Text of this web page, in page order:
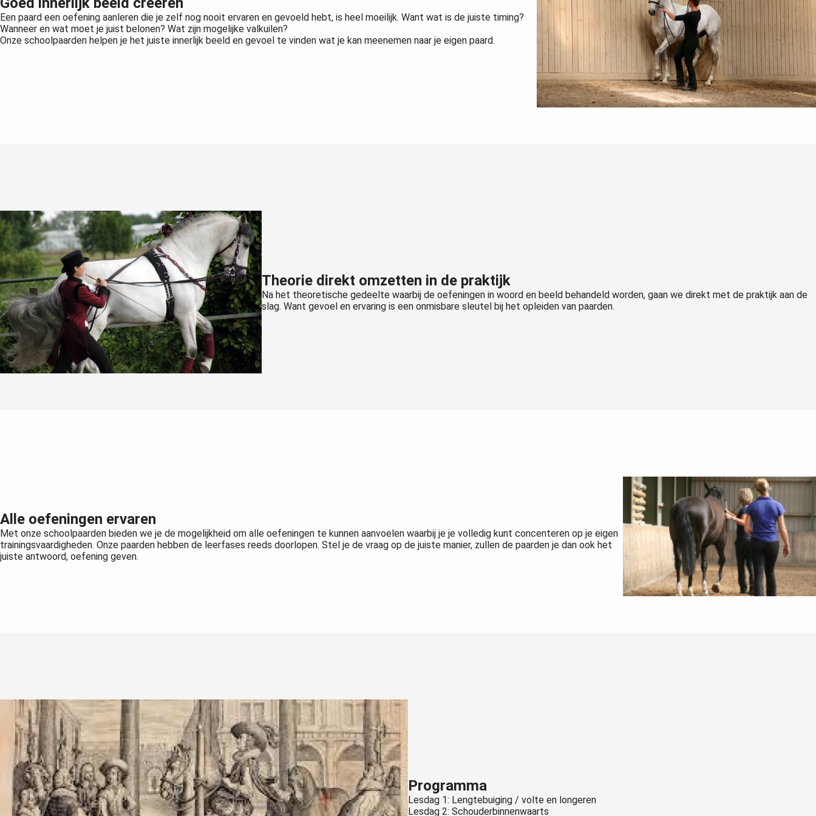
Een paard een oefening aanleren die je zelf nog nooit ervaren en gevoeld hebt, is heel moeilijk. Want wat is de juiste timing?
Wanneer en wat moet je juist belonen? Wat zijn mogelijke valkuilen?
Onze schoolpaarden helpen je het juiste innerlijk beeld en gevoel te vinden wat je kan meenemen naar je eigen paard.
Theorie direkt omzetten in de praktijk
Na het theoretische gedeelte waarbij de oefeningen in woord en beeld behandeld worden, gaan we direkt met de praktijk aan de
slag. Want gevoel en ervaring is een onmisbare sleutel bij het opleiden van paarden.
Alle oefeningen ervaren
Met onze schoolpaarden bieden we je de mogelijkheid om alle oefeningen te kunnen aanvoelen waarbij je je volledig kunt concenteren op je eigen
trainingsvaardigheden. Onze paarden hebben de leerfases reeds doorlopen. Stel je de vraag op de juiste manier, zullen de paarden je dan ook het
juiste antwoord, oefening geven.
Programma
Lesdag 1: Lengtebuiging / volte en longeren
Lesdag 2: Schouderbinnenwaarts